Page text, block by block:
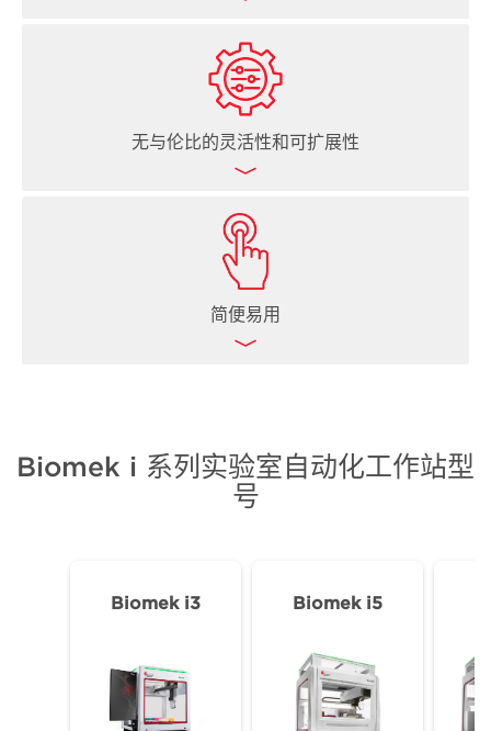
可重复的移液过程，获得一致的高质量结果
记录每份液样的处理过程，确保全程可追溯
基于实时样品数据的数据驱动型方法
实时验证方法，避免实验设置错误
确保受监管的工作流程始终满足 21 CFR Part 11 合规
轻松集成实验室信息管理系统（LIMS），简化数据采集
无与伦比的灵活性和可扩展性
基于网格化的开放式平台，可快速重新配置新实验方案
全方位旋转机械手，轻松抓取台面耗材
开放式平台设计，轻松实现 4D 整合
自动化实验室耗材定位器（ALP），准确识别和定位耗
新一代软件，适配不同实验方案和用户需求
简便易用
现场应用支持
Biomek i 系列实验室自动化工作站型
号
Biomek i3 Biomek i5